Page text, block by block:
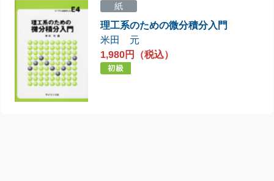
紙
理工系のための微分積分入門
米田 元
1,980円（税込）